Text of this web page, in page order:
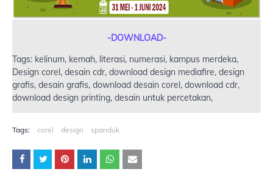
-DOWNLOAD-
Tags: kelinum, kemah, literasi, numerasi, kampus merdeka,
Design corel, desain cdr, download design mediafire, design
grafis, desain grafis, download desain corel, download cdr,
download design printing, desain untuk percetakan,
Tags: corel design spanduk